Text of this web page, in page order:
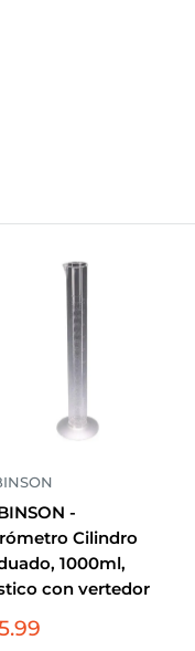
-
Cilindro
1000ml,
con vertedor